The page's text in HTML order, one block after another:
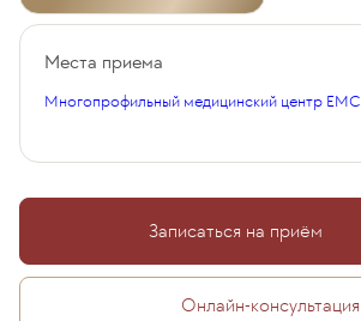
Места приема
Многопрофильный медицинский центр EMC
Записаться на приём
Онлайн-консультация